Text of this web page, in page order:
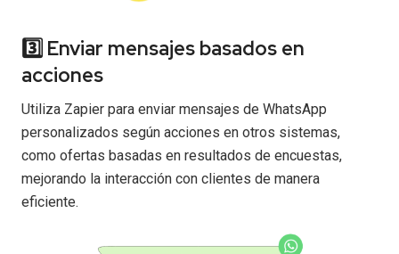
3️⃣ Enviar mensajes basados en
acciones
Utiliza Zapier para enviar mensajes de WhatsApp
personalizados según acciones en otros sistemas,
como ofertas basadas en resultados de encuestas,
mejorando la interacción con clientes de manera
eficiente.